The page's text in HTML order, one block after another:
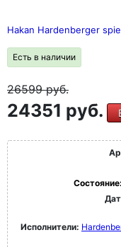
Hakan Hardenberger
Есть в наличии
26599руб.
24351 руб.
Состояние:
Исполнители: